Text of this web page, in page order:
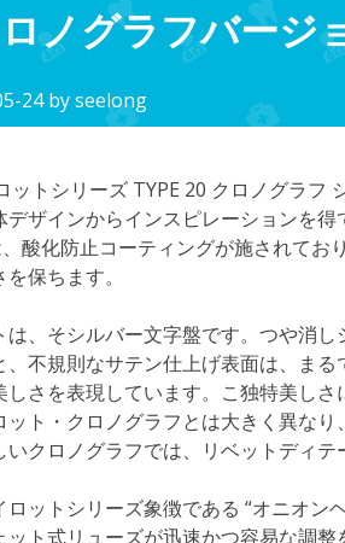
ノグラフバージ
24byseelong
ットシリーズ TYPE 20 クロノグラフ
デザインからインスピレーションを
酸化防止コーティングが施されてお
保ちます。
は、そシルバー文字盤です。つや消
、不規則なサテン仕上げ表面は、ま
しさを表現しています。こ独特美し
ット・クロノグラフとは大きく異な
いクロノグラフでは、リベットディ
ロットシリーズ象徴である “オニオン
ット式リューズが迅速かつ容易な調